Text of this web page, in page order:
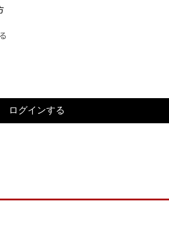
ログインする